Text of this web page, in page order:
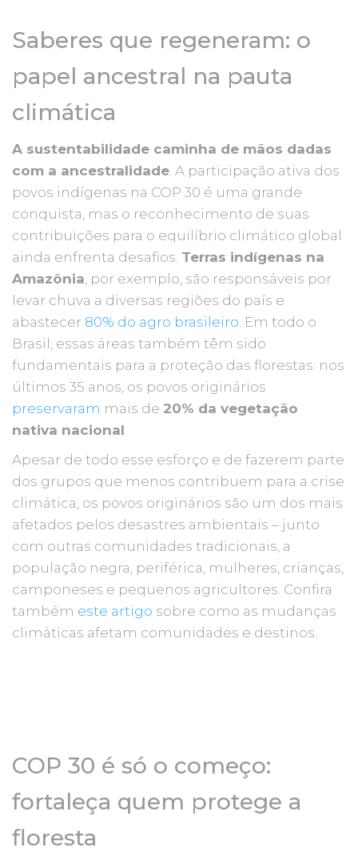
Saberes que regeneram: o
papel ancestral na pauta
climática
A sustentabilidade caminha de mãos dadas
com a ancestralidade . A participação ativa dos
povos indígenas na COP 30 é uma grande
conquista, mas o reconhecimento de suas
contribuições para o equilíbrio climático global
ainda enfrenta desafios. Terras indígenas na
Amazônia , por exemplo, são responsáveis por
levar chuva a diversas regiões do país e
abastecer 80% do agro brasileiro . Em todo o
Brasil, essas áreas também têm sido
fundamentais para a proteção das florestas: nos
últimos 35 anos, os povos originários
preservaram mais de 20% da vegetação
nativa nacional
Apesar de todo esse esforço e de fazerem parte
dos grupos que menos contribuem para a crise
climática, os povos originários são um dos mais
afetados pelos desastres ambientais – junto
com outras comunidades tradicionais, a
população negra, periférica, mulheres, crianças,
camponeses e pequenos agricultores. Confira
também este artigo sobre como as mudanças
climáticas afetam comunidades e destinos.
COP 30 é só o começo:
fortaleça quem protege a
floresta